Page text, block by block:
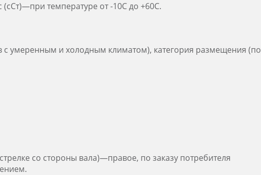
температуре от -10С до +60С.
с умеренным и холодным климатом), категория размещения (по
со стороны вала)—правое, по заказу потребителя